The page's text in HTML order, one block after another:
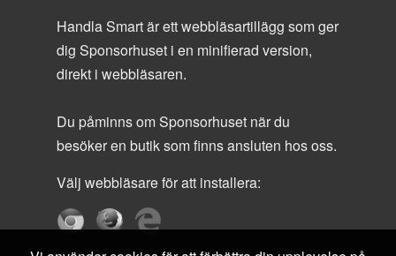
Handla Smart är ett webbläsartillägg som ger
dig Sponsorhuset i en minifierad version,
direkt i webbläsaren.
Du påminns om Sponsorhuset när du
besöker en butik som finns ansluten hos oss.
Välj webbläsare för att installera: